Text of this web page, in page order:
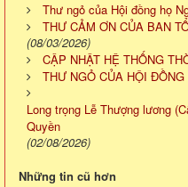
Thư ngỏ của Hội đồng họ
THƯ CẢM ƠN CỦA BAN
(08/03/2026)
CẬP NHẬT HỆ THỐNG
THƯ NGỎ CỦA HỘI
Long trọng Lễ Thượng lương
Quyền
(02/08/2026)
Những tin cũ hơn